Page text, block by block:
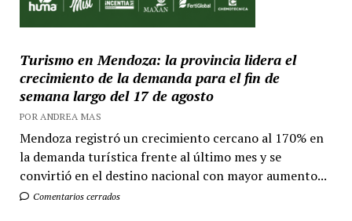
Turismo en Mendoza: la provincia lidera el
crecimiento de la demanda para el fin de
semana largo del 17 de agosto
POR ANDREA MAS
Mendoza registró un crecimiento cercano al 170% en
la demanda turística frente al último mes y se
convirtió en el destino nacional con mayor aumento...
Comentarios cerrados